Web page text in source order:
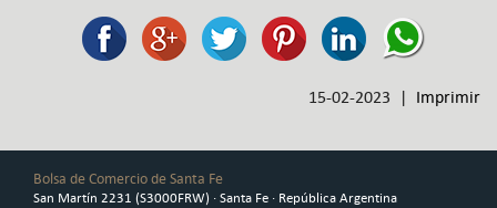
15-02-2023 | Imprimir
Bolsa de Comercio de Santa Fe
San Martín 2231 (S3000FRW) · Santa Fe · República Argentina